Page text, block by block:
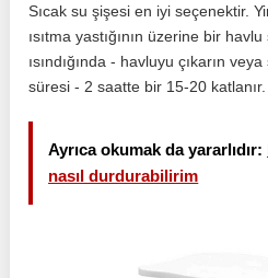
Sıcak su şişesi en iyi seçenektir.
ısıtma yastığının üzerine bir
ısındığında - havluyu çıkarın
süresi - 2 saatte bir 15-20 katlanır.
Ayrıca okumak da yararlıdır:
nasıl durdurabilirim